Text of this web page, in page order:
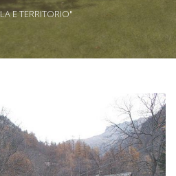
E TERRITORIO"